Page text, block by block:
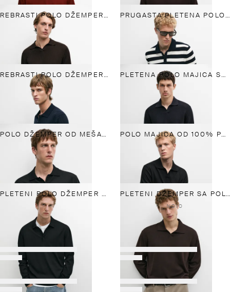
REBRASTI POLO DŽEMPER OD 100% PAMUKA PRUGASTA PLETENA POLO MAJICA OD 100% PAMUKA
REBRASTI POLO DŽEMPER OD PAMUKA PLETENA POLO MAJICA SA V-IZREZOM OD MEŠAVINE PAMUKA
POLO DŽEMPER OD MEŠAVINE VUNE POLO MAJICA OD 100% PAMUKA SA INTARZIJOM
PLETENI POLO DŽEMPER OD 100% MERINO VUNE PLETENI DŽEMPER SA POLO KRAGNOM
NOVO